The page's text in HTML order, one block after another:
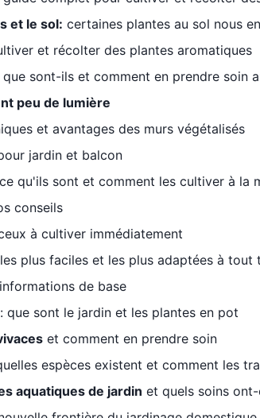
et le sol: certaines plantes au sol nous
et récolter des plantes aromatiques
que sont-ils et comment en prendre soin
peu de lumière
et avantages des murs végétalisés
jardin et balcon
qu'ils sont et comment les cultiver à la
conseils
à cultiver immédiatement
plus faciles et les plus adaptées à
de base
: que sont le jardin et les plantes en pot
et comment en prendre soin
espèces existent et comment les
aquatiques de jardin et quels soins